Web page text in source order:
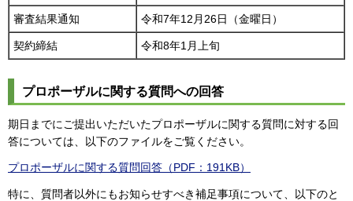
審査結果通知 令和7年12月26日（金曜日）
契約締結 令和8年1月上旬
プロポーザルに関する質問への回答
期日までにご提出いただいたプロポーザルに関する質問に対する回
答については、以下のファイルをご覧ください。
プロポーザルに関する質問回答（PDF：191KB）
特に、質問者以外にもお知らせすべき補足事項について、以下のと